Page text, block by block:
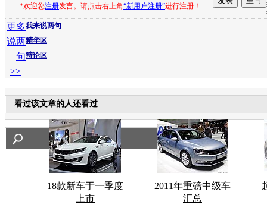
*欢迎您注册发言。请点击右上角“新用户注册”进行注册！
我来说两句
精华区
辩论区
更多
说两
句
>>
看过该文章的人还看过
18款新车于一季度
上市
2011年重磅中级车
汇总